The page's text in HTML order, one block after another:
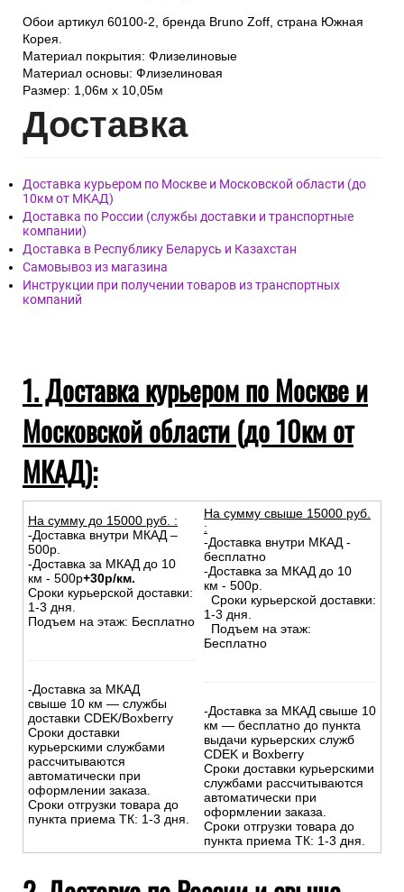
Обои артикул 60100-2, бренда Bruno Zoff, страна Южная
Корея.
Материал покрытия: Флизелиновые
Материал основы: Флизелиновая
Размер: 1,06м х 10,05м
Доставка
Доставка курьером по Москве и Московской области (до
10км от МКАД)
Доставка по России (службы доставки и транспортные
компании)
Доставка в Республику Беларусь и Казахстан
Самовывоз из магазина
Инструкции при получении товаров из транспортных
компаний
1. Доставка курьером по Москве и
Московской области (до 10км от
МКАД):
На сумму до 15000 руб. :
-Доставка внутри МКАД –
500р.
-Доставка за МКАД до 10
км - 500р+30р/км.
Сроки курьерской доставки:
1-3 дня.
Подъем на этаж: Бесплатно
-Доставка за МКАД
свыше 10 км — службы
доставки CDEK/Boxberry
Сроки доставки
курьерскими службами
рассчитываются
автоматически при
оформлении заказа.
Сроки отгрузки товара до
пункта приема ТК: 1-3 дня.
На сумму свыше 15000 руб.
:
-Доставка внутри МКАД -
бесплатно
-Доставка за МКАД до 10
км - 500р.
Сроки курьерской доставки:
1-3 дня.
Подъем на этаж:
Бесплатно
-Доставка за МКАД свыше 10
км — бесплатно до пункта
выдачи курьерских служб
CDEK и Boxberry
Сроки доставки курьерскими
службами рассчитываются
автоматически при
оформлении заказа.
Сроки отгрузки товара до
пункта приема ТК: 1-3 дня.